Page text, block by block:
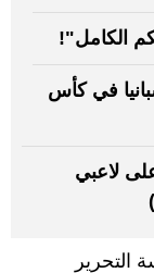
الكامل"!
في كأس
لاعبي
التحرير